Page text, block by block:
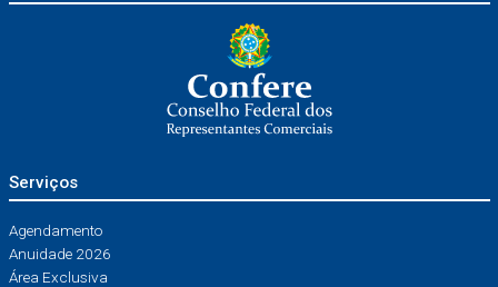
Serviços
Agendamento
Anuidade 2026
Área Exclusiva